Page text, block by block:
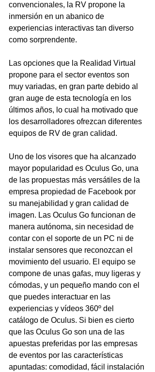
convencionales, la RV propone la
inmersión en un abanico de
experiencias interactivas tan diverso
como sorprendente.
Las opciones que la Realidad Virtual
propone para el sector eventos son
muy variadas, en gran parte debido al
gran auge de esta tecnología en los
últimos años, lo cual ha motivado que
los desarrolladores ofrezcan diferentes
equipos de RV de gran calidad.
Uno de los visores que ha alcanzado
mayor popularidad es Oculus Go, una
de las propuestas más versátiles de la
empresa propiedad de Facebook por
su manejabilidad y gran calidad de
imagen. Las Oculus Go funcionan de
manera autónoma, sin necesidad de
contar con el soporte de un PC ni de
instalar sensores que reconozcan el
movimiento del usuario. El equipo se
compone de unas gafas, muy ligeras y
cómodas, y un pequeño mando con el
que puedes interactuar en las
experiencias y vídeos 360º del
catálogo de Oculus. Si bien es cierto
que las Oculus Go son una de las
apuestas preferidas por las empresas
de eventos por las características
apuntadas: comodidad, fácil instalación